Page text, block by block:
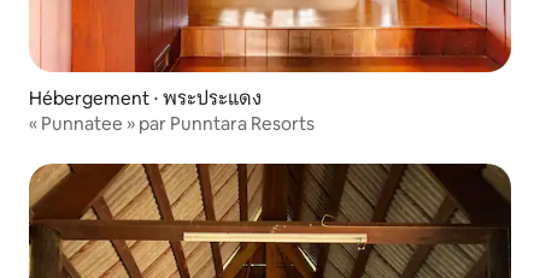
Hébergement ⋅ พระประแดง
« Punnatee » par Punntara Resorts